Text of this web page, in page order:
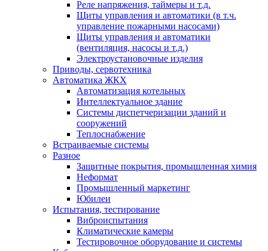
Реле напряжения, таймеры и т.д.
Щиты управления и автоматики (в т.ч.
управление пожарными насосами)
Щиты управления и автоматики
(вентиляция, насосы и т.д.)
Электроустановочные изделия
Приводы, сервотехника
Автоматика ЖКХ
Автоматизация котельных
Интеллектуальное здание
Системы диспетчеризации зданий и
сооружений
Теплоснабжение
Встраиваемые системы
Разное
Защитные покрытия, промышленная химия
Неформат
Промышленный маркетинг
Юбилеи
Испытания, тестирование
Виброиспытания
Климатические камеры
Тестировочное оборудование и системы